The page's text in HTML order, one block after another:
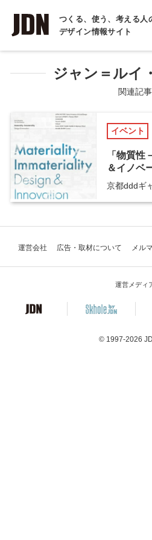
つくる、使う、考える人
デザイン情報サイト
INTERVIEW
インタビュー
REPORT
COLUMN
コラム
ジャン＝ルイ
関連記事
イベント
「物質
＆イノベ
京都dddギ
運営会社 広告・取材について メル
運営メディ
© 1997-2026